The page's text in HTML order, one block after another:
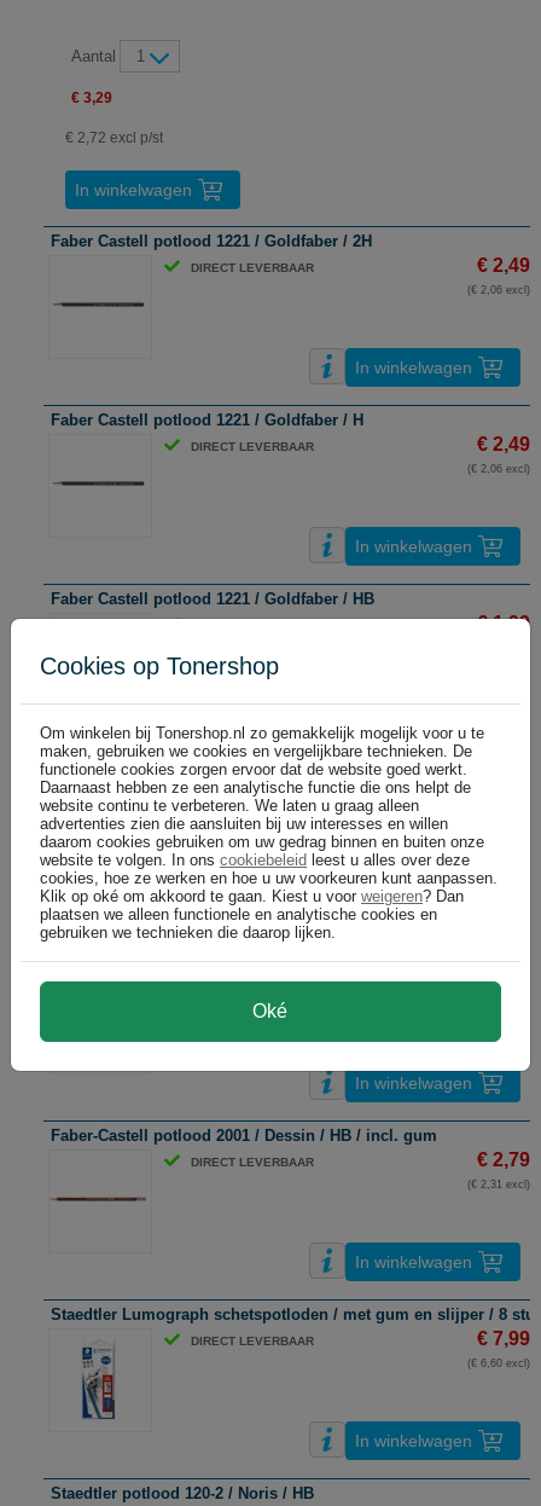
Aantal 1
€ 3,29
€ 2,72 excl p/st
In winkelwagen
Faber Castell potlood 1221 / Goldfaber / 2H
DIRECT LEVERBAAR € 2,49
(€ 2,06 excl)
In winkelwagen
Faber Castell potlood 1221 / Goldfaber / H
DIRECT LEVERBAAR € 2,49
(€ 2,06 excl)
In winkelwagen
Faber Castell potlood 1221 / Goldfaber / HB
€ 1,99
In winkelwagen
Faber Castell potlood 1221 / Goldfaber / B
DIRECT LEVERBAAR
In winkelwagen
Faber Castell potlood 1221 / Goldfaber / 2B
DIRECT LEVERBAAR € 2,49
In winkelwagen
Faber-Castell potlood 2001 / Dessin / HB / incl. gum
DIRECT LEVERBAAR € 2,79
(€ 2,31 excl)
In winkelwagen
Staedtler Lumograph schetspotloden / met gum en slijper / 8
DIRECT LEVERBAAR € 7,99
(€ 6,60 excl)
In winkelwagen
Staedtler potlood 120-2 / Noris / HB
Cookies op Tonershop
Om winkelen bij Tonershop.nl zo gemakkelijk mogelijk voor u te
maken, gebruiken we cookies en vergelijkbare technieken. De
functionele cookies zorgen ervoor dat de website goed werkt.
Daarnaast hebben ze een analytische functie die ons helpt de
website continu te verbeteren. We laten u graag alleen
advertenties zien die aansluiten bij uw interesses en willen
daarom cookies gebruiken om uw gedrag binnen en buiten onze
website te volgen. In ons cookiebeleid leest u alles over deze
cookies, hoe ze werken en hoe u uw voorkeuren kunt aanpassen.
Klik op oké om akkoord te gaan. Kiest u voor weigeren? Dan
plaatsen we alleen functionele en analytische cookies en
gebruiken we technieken die daarop lijken.
Oké